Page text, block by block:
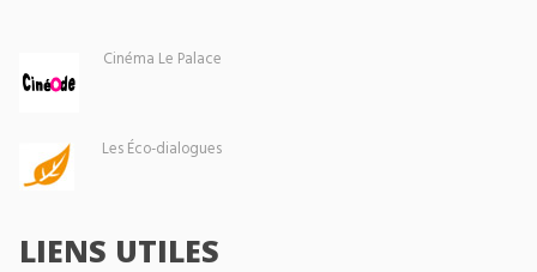
Cinéma Le Palace
Les Éco-dialogues
LIENS UTILES